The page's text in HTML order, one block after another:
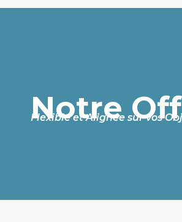
Notre
Flexible et Alignée sur vos